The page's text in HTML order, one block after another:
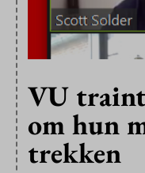
VU traint
om hun
trekken